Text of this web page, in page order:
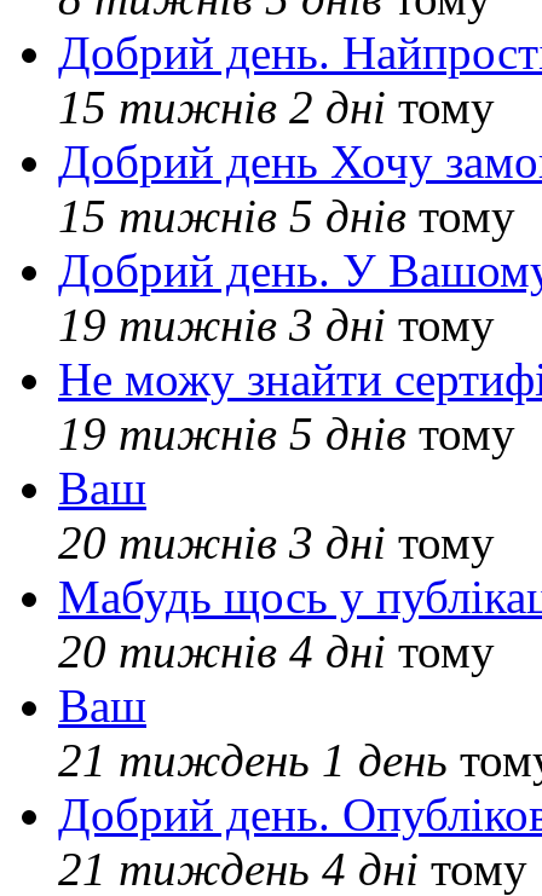
Добрий день.
15 тижнів 2 дні тому
Добрий день Хочу
15 тижнів 5 днів тому
Добрий день. У Вашому
19 тижнів 3 дні тому
Не можу знайти
19 тижнів 5 днів тому
Ваш
20 тижнів 3 дні тому
Мабудь щось у
20 тижнів 4 дні тому
Ваш
21 тиждень 1 день
Добрий день.
21 тиждень 4 дні тому